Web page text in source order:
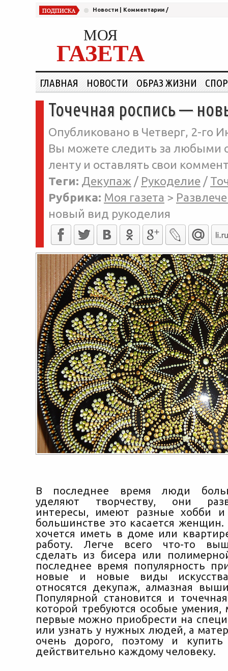
Новости Комментарии /
МОЯ
ГАЗЕТА
ГЛАВНАЯ НОВОСТИ ОБРАЗ ЖИЗНИ
Точечная роспись —
Опубликовано в Четверг, 2-го
Вы можете следить за любыми
ленту и оставлять свои
Теги: Декупаж / Рукоделие /
Рубрика: Моя газета >
новый вид рукоделия
В последнее время люди
уделяют творчеству, они
интересы, имеют разные хобби
большинстве это касается
хочется иметь в доме или
работу. Легче всего что-то
сделать из бисера или
последнее время популярность
новые и новые виды
относятся декупаж, алмазная
Популярной становится и
которой требуются особые
первые можно приобрести на
или узнать у нужных людей, а
очень дорого, поэтому и
действительно каждому человеку.